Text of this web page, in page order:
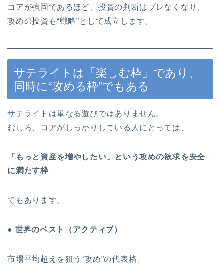
コアが強固であるほど、投資の判断はブレなくなり、
攻めの投資も“戦略”として成立します。
サテライトは「楽しむ枠」であり、
同時に“攻める枠”でもある
サテライトは単なる遊びではありません。
むしろ、コアがしっかりしている人にとっては、
「もっと資産を増やしたい」という攻めの欲求を安全
に満たす枠
でもあります。
● 世界のベスト（アクティブ）
市場平均超えを狙う“攻め”の代表格。